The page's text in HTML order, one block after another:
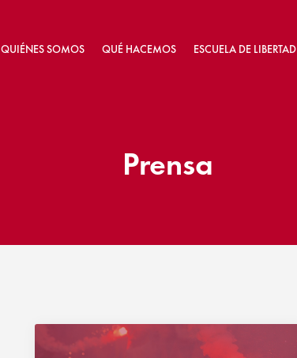
QUIÉNES SOMOS QUÉ HACEMOS ESCUELA DE LIBERTAD
Prensa